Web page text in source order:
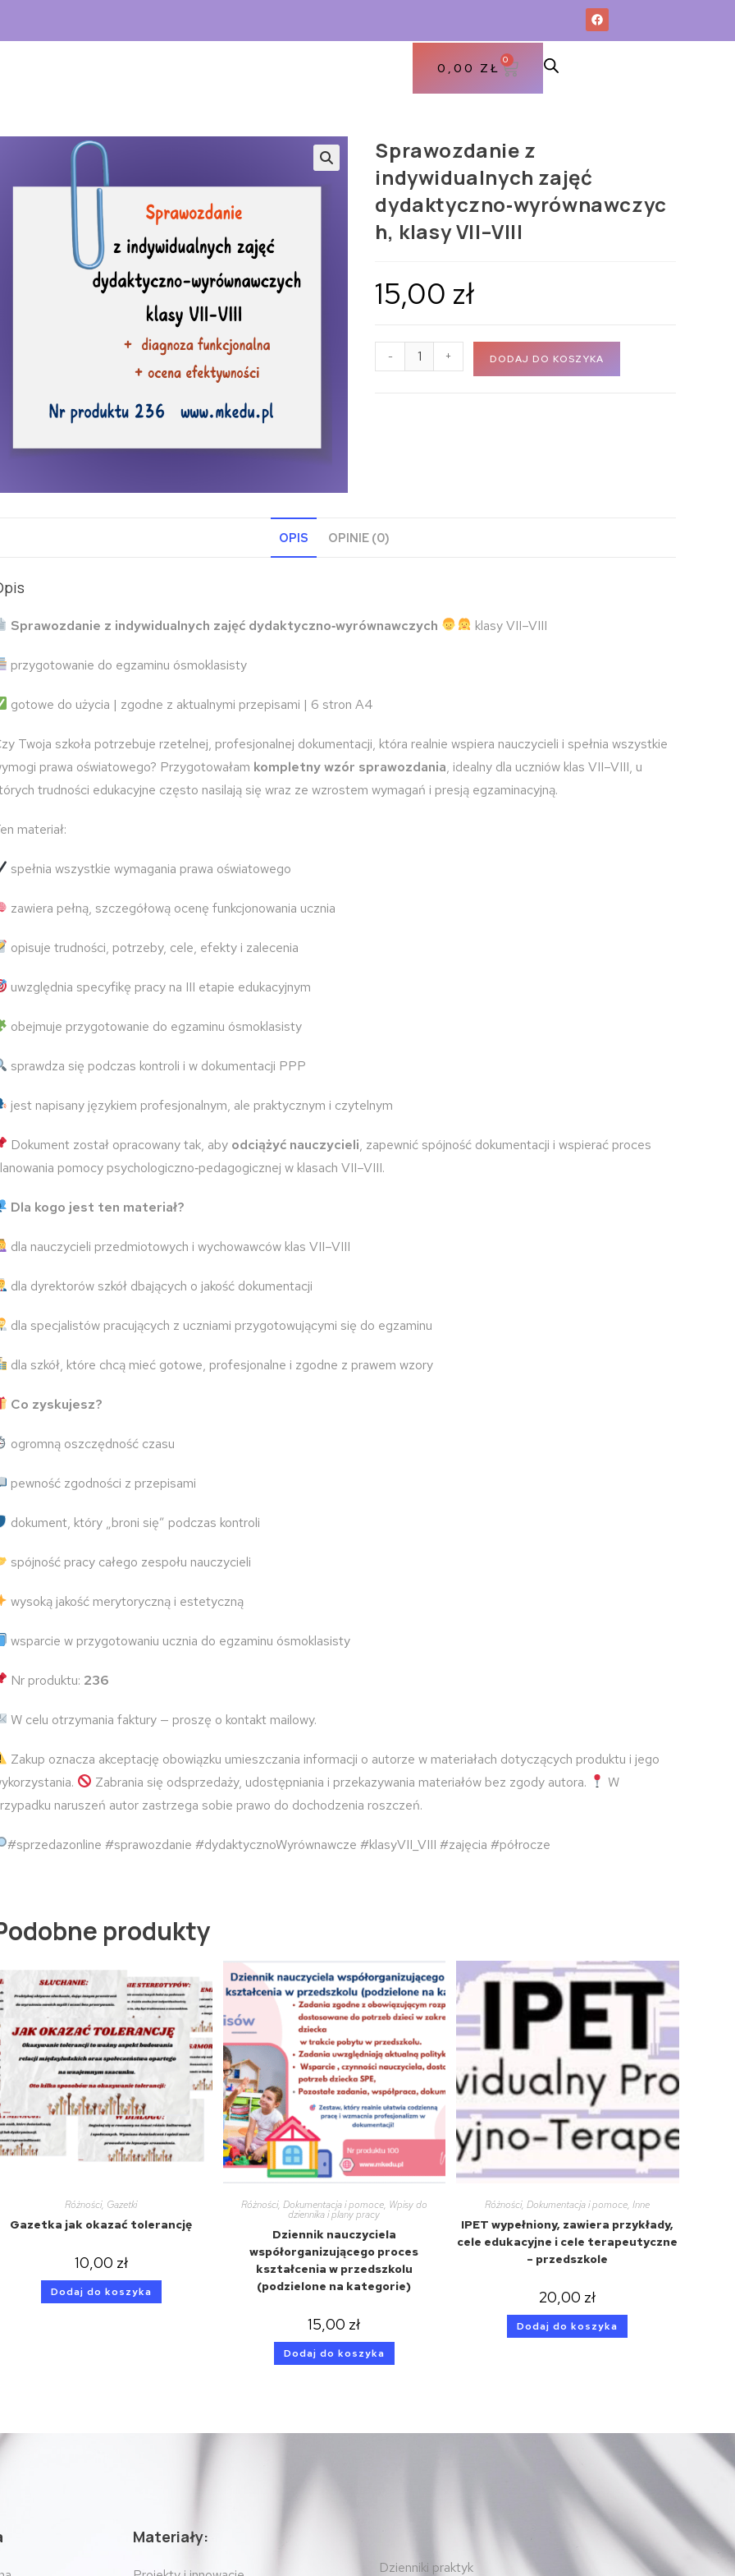
0,00 ZŁ
0
Sprawozdanie z
indywidualnych zajęć
dydaktyczno‑wyrównawczyc
h, klasy VII–VIII
15,00 zł
- + DODAJ DO KOSZYKA
OPIS OPINIE (0)
Sprawozdanie z indywidualnych zajęć dydaktyczno‑wyrównawczych klasy VII–VIII
przygotowanie do egzaminu ósmoklasisty
gotowe do użycia | zgodne z aktualnymi przepisami | 6 stron A4
Twoja szkoła potrzebuje rzetelnej, profesjonalnej dokumentacji, która realnie wspiera nauczycieli i spełnia wszystkie
prawa oświatowego? Przygotowałam kompletny wzór sprawozdania, idealny dla uczniów klas VII–VIII, u
trudności edukacyjne często nasilają się wraz ze wzrostem wymagań i presją egzaminacyjną.
materiał:
spełnia wszystkie wymagania prawa oświatowego
zawiera pełną, szczegółową ocenę funkcjonowania ucznia
opisuje trudności, potrzeby, cele, efekty i zalecenia
uwzględnia specyfikę pracy na III etapie edukacyjnym
obejmuje przygotowanie do egzaminu ósmoklasisty
sprawdza się podczas kontroli i w dokumentacji PPP
jest napisany językiem profesjonalnym, ale praktycznym i czytelnym
Dokument został opracowany tak, aby odciążyć nauczycieli, zapewnić spójność dokumentacji i wspierać proces
pomocy psychologiczno‑pedagogicznej w klasach VII–VIII.
Dla kogo jest ten materiał?
dla nauczycieli przedmiotowych i wychowawców klas VII–VIII
dla dyrektorów szkół dbających o jakość dokumentacji
dla specjalistów pracujących z uczniami przygotowującymi się do egzaminu
dla szkół, które chcą mieć gotowe, profesjonalne i zgodne z prawem wzory
Co zyskujesz?
ogromną oszczędność czasu
pewność zgodności z przepisami
dokument, który „broni się” podczas kontroli
spójność pracy całego zespołu nauczycieli
wysoką jakość merytoryczną i estetyczną
wsparcie w przygotowaniu ucznia do egzaminu ósmoklasisty
Nr produktu: 236
W celu otrzymania faktury — proszę o kontakt mailowy.
Zakup oznacza akceptację obowiązku umieszczania informacji o autorze w materiałach dotyczących produktu i jego
Zabrania się odsprzedaży, udostępniania i przekazywania materiałów bez zgody autora.
W
naruszeń autor zastrzega sobie prawo do dochodzenia roszczeń.
#sprzedazonline#sprawozdanie #dydaktycznoWyrównawcze #klasyVII_VIII #zajęcia #półrocze
produkty
Różności, Gazetki
Gazetka jak okazać tolerancję
10,00 zł
Dodaj do koszyka
Różności, Dokumentacja i pomoce, Wpisy do
dziennika i plany pracy
Dziennik nauczyciela
współorganizującego proces
kształcenia w przedszkolu
(podzielone na kategorie)
15,00 zł
Dodaj do koszyka
Różności,Dokumentacja i pomoce,Inne
IPET wypełniony, zawiera przykłady,
cele edukacyjne i cele terapeutyczne
– przedszkole
20,00 zł
Dodaj do koszyka
Materiały:
Dzienniki praktyk